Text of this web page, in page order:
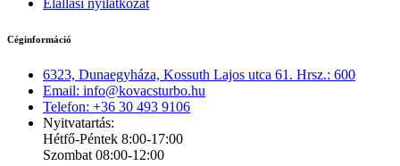
Céginformáció
6323, Dunaegyháza, Kossuth Lajos utca 61. Hrsz.: 600
Email: info@kovacsturbo.hu
Telefon: +36 30 493 9106
Nyitvatartás:
Hétfő-Péntek 8:00-17:00
Szombat 08:00-12:00